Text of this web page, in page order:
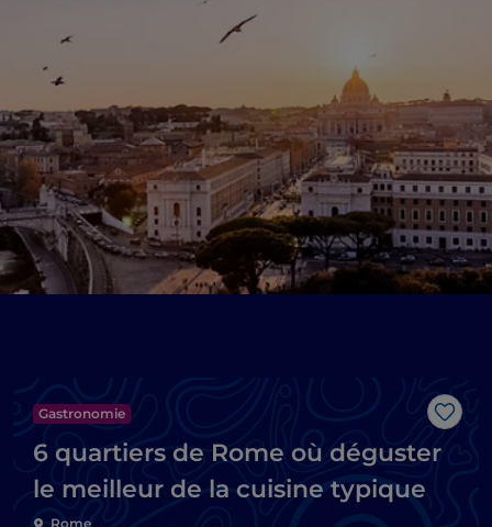
Gastronomie
6 quartiers de Rome où déguster
le meilleur de la cuisine typique
Rome